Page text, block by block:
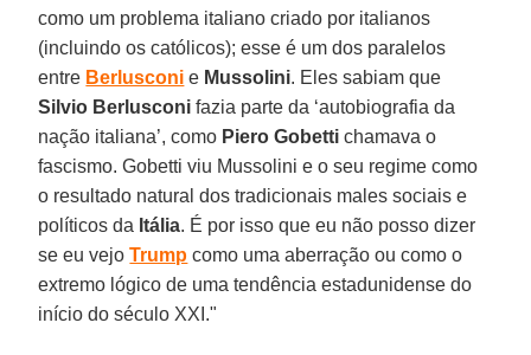
como um problema italiano criado por italianos
(incluindo os católicos); esse é um dos paralelos
entre Berlusconi e Mussolini. Eles sabiam que
Silvio Berlusconi fazia parte da ‘autobiografia da
nação italiana’, como Piero Gobetti chamava o
fascismo. Gobetti viu Mussolini e o seu regime como
o resultado natural dos tradicionais males sociais e
políticos da Itália. É por isso que eu não posso dizer
se eu vejoTrump como uma aberração ou como o
extremo lógico de uma tendência estadunidense do
início do século XXI."